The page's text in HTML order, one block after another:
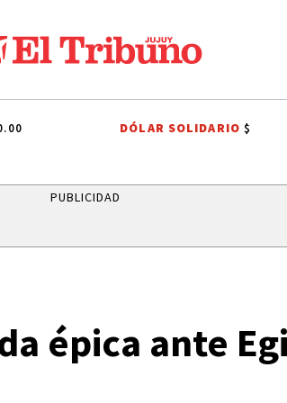
LEY DE TIERRAS CANDELA ARIZAGA
DÓLAR SOLIDARIO$
PUBLICIDAD
épica ante